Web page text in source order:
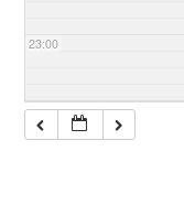
23:00